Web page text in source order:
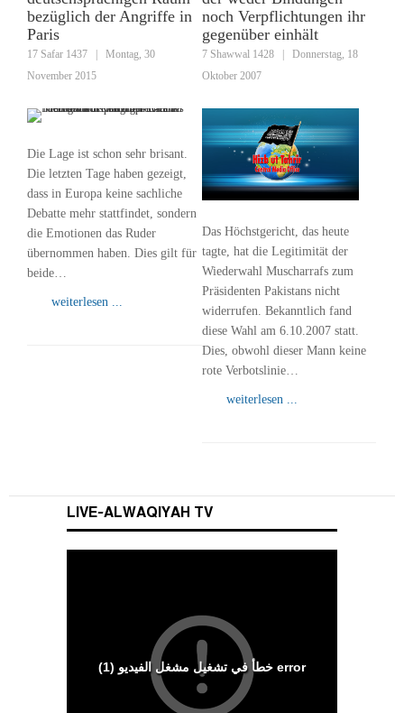
bezüglich der Angriffe in
Paris
17 Safar 1437
Montag, 30
November 2015
Die Lage ist schon sehr brisant.
Die letzten Tage haben gezeigt,
dass in Europa keine sachliche
Debatte mehr stattfindet, sondern
die Emotionen das Ruder
übernommen haben. Dies gilt für
beide…
weiterlesen ...
noch Verpflichtungen ihr
gegenüber einhält
7 Shawwal 1428
Donnerstag, 18
Oktober 2007
Das Höchstgericht, das heute
tagte, hat die Legitimität der
Wiederwahl Muscharrafs zum
Präsidenten Pakistans nicht
widerrufen. Bekanntlich fand
diese Wahl am 6.10.2007 statt.
Dies, obwohl dieser Mann keine
rote Verbotslinie…
weiterlesen ...
LIVE-ALWAQIYAH TV